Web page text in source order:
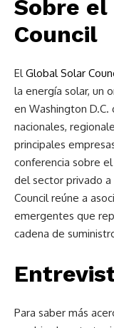
Sobre
Council
ElGlobal Solar
la energía solar, un
en Washington
nacionales,
principales
conferencia sobre
del sector privado a
Council reúne a
emergentes que
cadena de
Para saber más